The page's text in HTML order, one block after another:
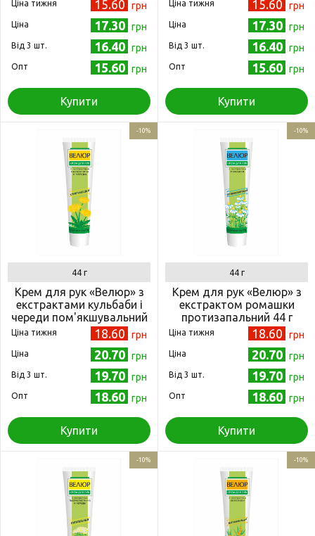
Ціна тижня 15.60 грн
Ціна 17.30 грн
Від 3 шт. 16.40 грн
Опт 15.60 грн
Купити
Ціна тижня 15.60 грн
Ціна 17.30 грн
Від 3 шт. 16.40 грн
Опт 15.60 грн
Купити
-10%
44 г
Крем для рук «Велюр» з
екстрактами кульбаби і
череди пом'якшувальний
44 г (4820215050586)
Ціна тижня 18.60 грн
Ціна 20.70 грн
Від 3 шт. 19.70 грн
Опт 18.60 грн
Купити
-10%
44 г
Крем для рук «Велюр» з
екстрактом ромашки
протизапальний 44 г
(4820215050609)
Ціна тижня 18.60 грн
Ціна 20.70 грн
Від 3 шт. 19.70 грн
Опт 18.60 грн
Купити
-10% -10%